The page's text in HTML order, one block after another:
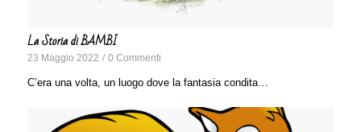
La Storia di BAMBI
23 Maggio 2022 / 0 Commenti
C’era una volta, un luogo dove la fantasia condita…